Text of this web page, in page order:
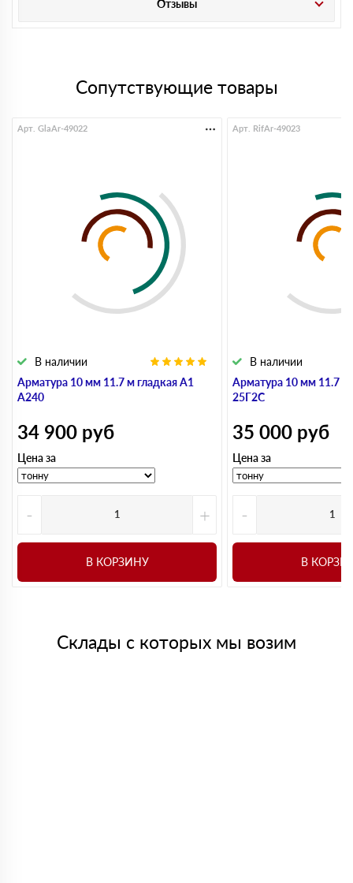
Отзывы
Сопутствующие товары
Арматура 10 мм 11.7 м гладкая А1
А240
В наличии
Арт. GlaAr-49022
34 900 руб
Цена за
- +
В КОРЗИНУ
Арматура 10 мм 11.7 м
25Г2С
В наличии
Арт. RifAr-49023
35 000 руб
Цена за
-
В
Склады с которых мы возим